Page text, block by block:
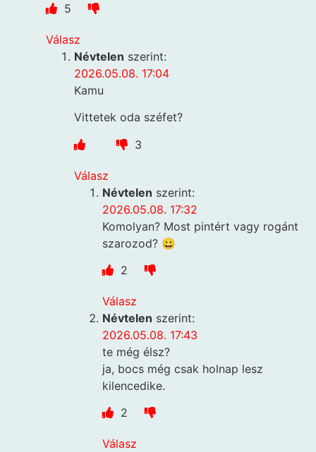
5
Válasz
Névtelen szerint:
2026.05.08. 17:04
Kamu
Vittetek oda széfet?
3
Válasz
Névtelen szerint:
2026.05.08. 17:32
Komolyan? Most pintért vagy rogánt
szarozod? 😀
2
Válasz
Névtelen szerint:
2026.05.08. 17:43
te még élsz?
ja, bocs még csak holnap lesz
kilencedike.
2
Válasz